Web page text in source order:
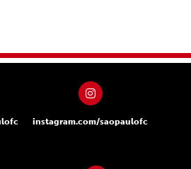
instagram.com/saopaulofc